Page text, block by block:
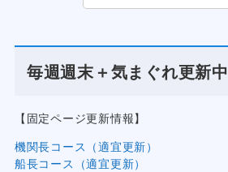
毎週週末＋気まぐれ更新中
【固定ページ更新情報】
機関長コース（適宜更新）
船長コース（適宜更新）